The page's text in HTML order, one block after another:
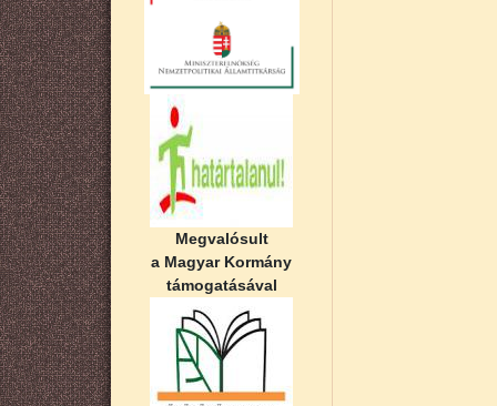
Megvalósult
a Magyar Kormány
támogatásával